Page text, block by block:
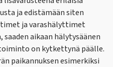
ja edistämään siten
ja varashälyttimet
aikaan hälytysäänen
on kytkettynä päälle.
paikannuksen esimerkiksi